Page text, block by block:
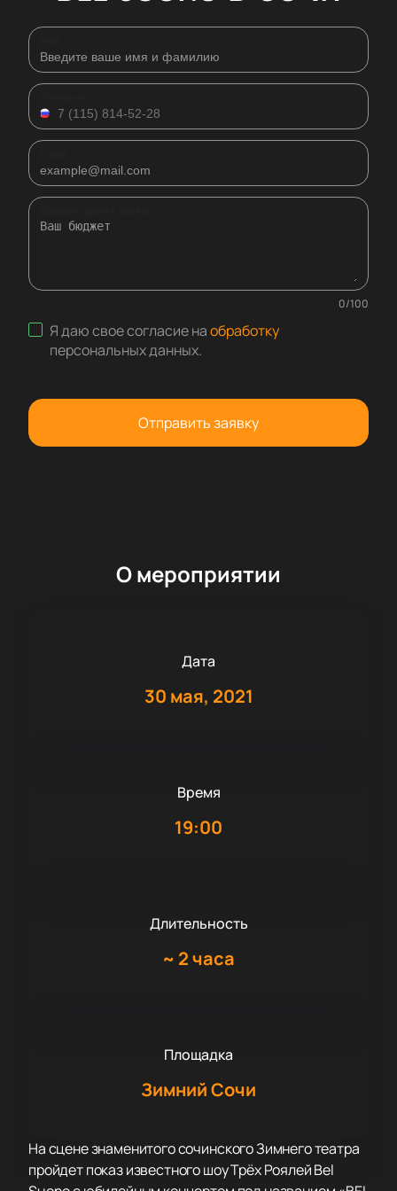
0/100
Я даю свое согласие наобработку
персональных данных.
Отправить заявку
О мероприятии
Дата
30 мая, 2021
Время
19:00
Длительность
~ 2 часа
Площадка
Зимний Сочи
На сцене знаменитого сочинского Зимнего театра
пройдет показ известного шоу Трёх Роялей Bel